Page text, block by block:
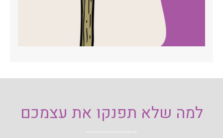
למה שלא תפנקו את עצמכם